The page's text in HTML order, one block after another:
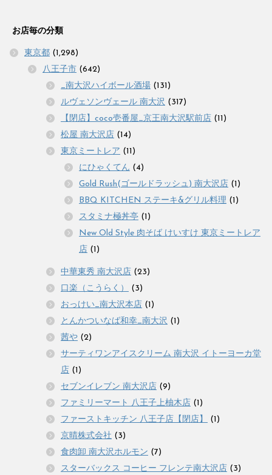
お店毎の分類
東京都 (1,298)
八王子市 (642)
_南大沢ハイボール酒場 (131)
ルヴェソンヴェール 南大沢 (317)
【閉店】coco壱番屋_京王南大沢駅前店 (11)
松屋 南大沢店 (14)
東京ミートレア (11)
にひゃくてん (4)
Gold Rush(ゴールドラッシュ) 南大沢店 (1)
BBQ KITCHEN ステーキ&グリル料理 (1)
スタミナ極丼亭 (1)
New Old Style 肉そば けいすけ 東京ミートレア
店 (1)
中華東秀 南大沢店 (23)
口楽（こうらく）
(3)
おっけい_南大沢本店 (1)
とんかついなば和幸_南大沢 (1)
茜や (2)
サーティワンアイスクリーム 南大沢 イトーヨーカ堂
店 (1)
セブンイレブン 南大沢店 (9)
ファミリーマート 八王子上柚木店 (1)
ファーストキッチン 八王子店【閉店】
(1)
京晴株式会社 (3)
食肉卸 南大沢ホルモン (7)
スターバックス コーヒー フレンテ南大沢店 (3)